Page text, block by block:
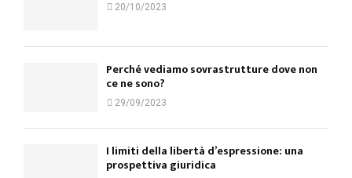
20/10/2023
Perché vediamo sovrastrutture dove non
ce ne sono?
29/09/2023
I limiti della libertà d’espressione: una
prospettiva giuridica